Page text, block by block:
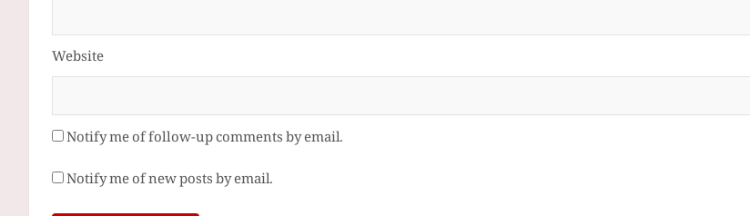
Website
Notify me of follow-up comments by email.
Notify me of new posts by email.